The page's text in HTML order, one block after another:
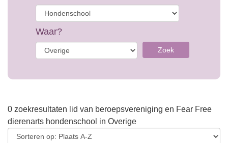
Waar?
Zoek
0 zoekresultaten lid van beroepsvereniging en Fear Free
dierenarts hondenschool in Overige